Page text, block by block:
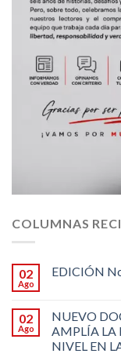
COLUMNAS
02
Ago
EDICIÓN
02
Ago
NUEVO
AMPLÍA LA
NIVEL EN